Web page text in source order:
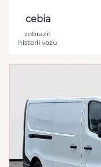
cebia
zobrazit
historii vozu